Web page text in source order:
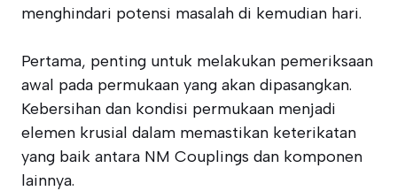
menghindari potensi masalah di kemudian hari.
Pertama, penting untuk melakukan pemeriksaan
awal pada permukaan yang akan dipasangkan.
Kebersihan dan kondisi permukaan menjadi
elemen krusial dalam memastikan keterikatan
yang baik antara NM Couplings dan komponen
lainnya.